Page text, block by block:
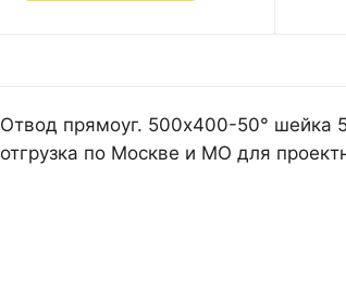
Отвод прямоуг. 500х400-50°
отгрузка по Москве и МО для